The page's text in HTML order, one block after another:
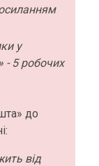
у
- 5 робочих
до
від